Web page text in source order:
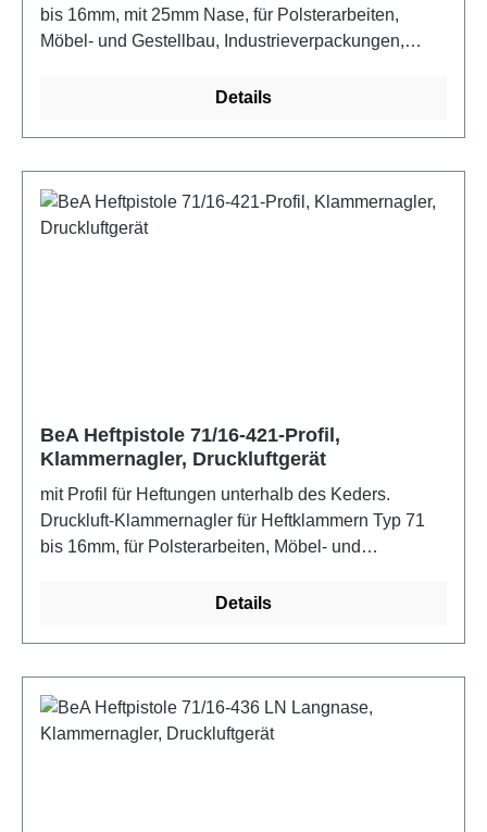
bis 16mm, mit 25mm Nase, für Polsterarbeiten,
Möbel- und Gestellbau, Industrieverpackungen,
Floristik. Eigenschaften: Integrierte Schalldämpfung,
Details
BeA Heftpistole 71/16-421-Profil,
Klammernagler, Druckluftgerät
mit Profil für Heftungen unterhalb des Keders.
Druckluft-Klammernagler für Heftklammern Typ 71
bis 16mm, für Polsterarbeiten, Möbel- und
Montagebau, Tischlerei, Dekoration und Floristik.
Magazinschnellöffnung, Unterladermagazin,
Wartungsfreundlichkeit.
Details